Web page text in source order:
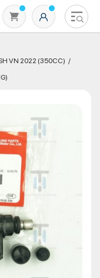
giỏ hàng
VN 2022 (350CC)